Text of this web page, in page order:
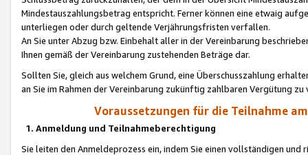
Mindestauszahlungsbetrag entspricht. Ferner können eine etwaig
unterliegen oder durch geltende Verjährungsfristen verfallen.
An Sie unter Abzug bzw. Einbehalt aller in der Vereinbarung
Ihnen gemäß der Vereinbarung zustehenden Beträge dar.
Sollten Sie, gleich aus welchem Grund, eine Überschusszahlung
an Sie im Rahmen der Vereinbarung zukünftig zahlbaren Vergütung zu
Voraussetzungen für die Teilnahme
1. Anmeldung und Teilnahmeberechtigung
Sie leiten den Anmeldeprozess ein, indem Sie einen vollständigen